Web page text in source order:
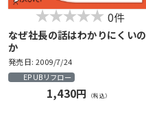
0件
なぜ社長の話はわかりにくいの
か
発売日: 2009/7/24
EPUBリフロー
1,430円 （税込）